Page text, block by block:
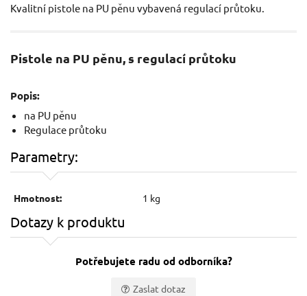
Kvalitní pistole na PU pěnu vybavená regulací průtoku.
Pistole na PU pěnu, s regulací průtoku
Popis:
na PU pěnu
Regulace průtoku
Parametry:
Hmotnost: 1 kg
Dotazy k produktu
Potřebujete radu od odborníka?
Zaslat dotaz